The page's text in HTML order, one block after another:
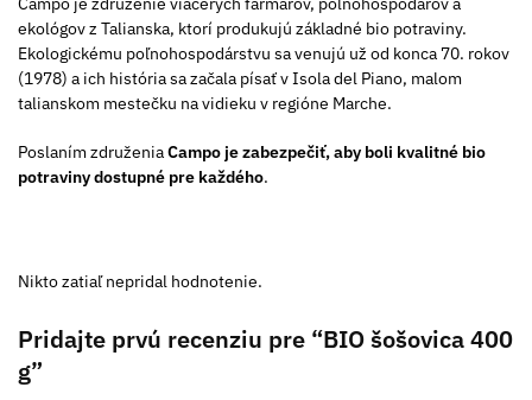
ekológov z Talianska, ktorí produkujú základné bio potraviny.
Ekologickému poľnohospodárstvu sa venujú už od konca 70. rokov
(1978) a ich história sa začala písať v Isola del Piano, malom
talianskom mestečku na vidieku v regióne Marche.
Poslaním združeniaCampo je zabezpečiť, aby boli kvalitné bio
potraviny dostupné pre každého.
Nikto zatiaľ nepridal hodnotenie.
Pridajte prvú recenziu pre “BIO šošovica 400
g”